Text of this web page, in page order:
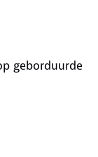
geborduurde